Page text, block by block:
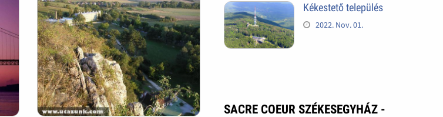
Kékestető település
2022. Nov. 01.
SACRE COEUR SZÉKESEGYHÁZ -